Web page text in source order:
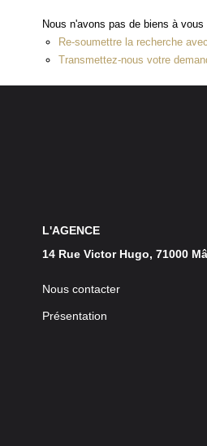
Nous n'avons pas de biens à
Re-soumettre la recherche
Transmettez-nous votre
L'AGENCE
14 Rue Victor Hugo, 71000
Nous contacter
Présentation